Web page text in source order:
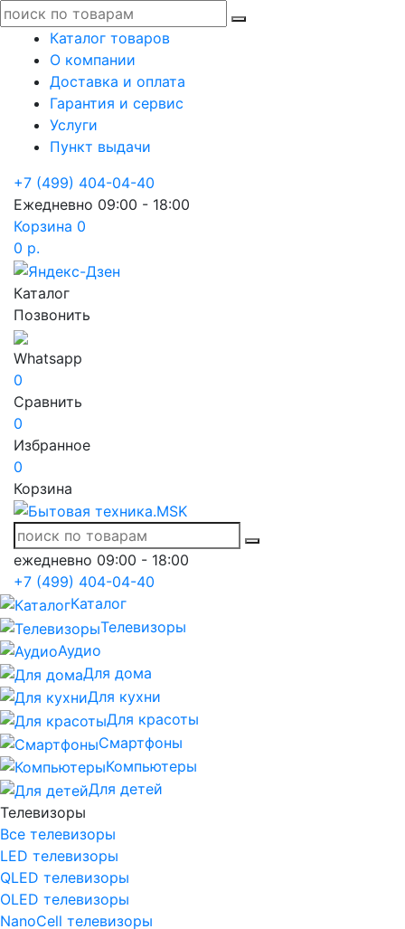
Каталог товаров
О компании
Доставка и оплата
Гарантия и сервис
Услуги
Пункт выдачи
+7 (499) 404-04-40
Ежедневно 09:00 - 18:00
Корзина 0
0 р.
Каталог
Позвонить
Whatsapp
0
Сравнить
0
Избранное
0
Корзина
ежедневно 09:00 - 18:00
+7 (499) 404-04-40
Каталог
Телевизоры
Аудио
Для дома
Для кухни
Для красоты
Смартфоны
Компьютеры
Для детей
Телевизоры
Все телевизоры
LED телевизоры
QLED телевизоры
OLED телевизоры
NanoCell телевизоры